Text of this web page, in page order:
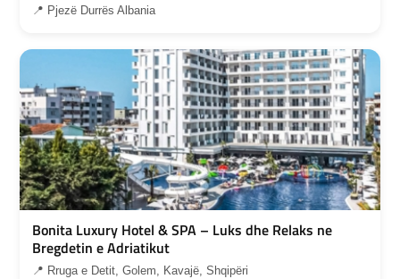
📍 Pjezë Durrës Albania
Bonita Luxury Hotel & SPA – Luks dhe Relaks ne
Bregdetin e Adriatikut
📍 Rruga e Detit, Golem, Kavajë, Shqipëri